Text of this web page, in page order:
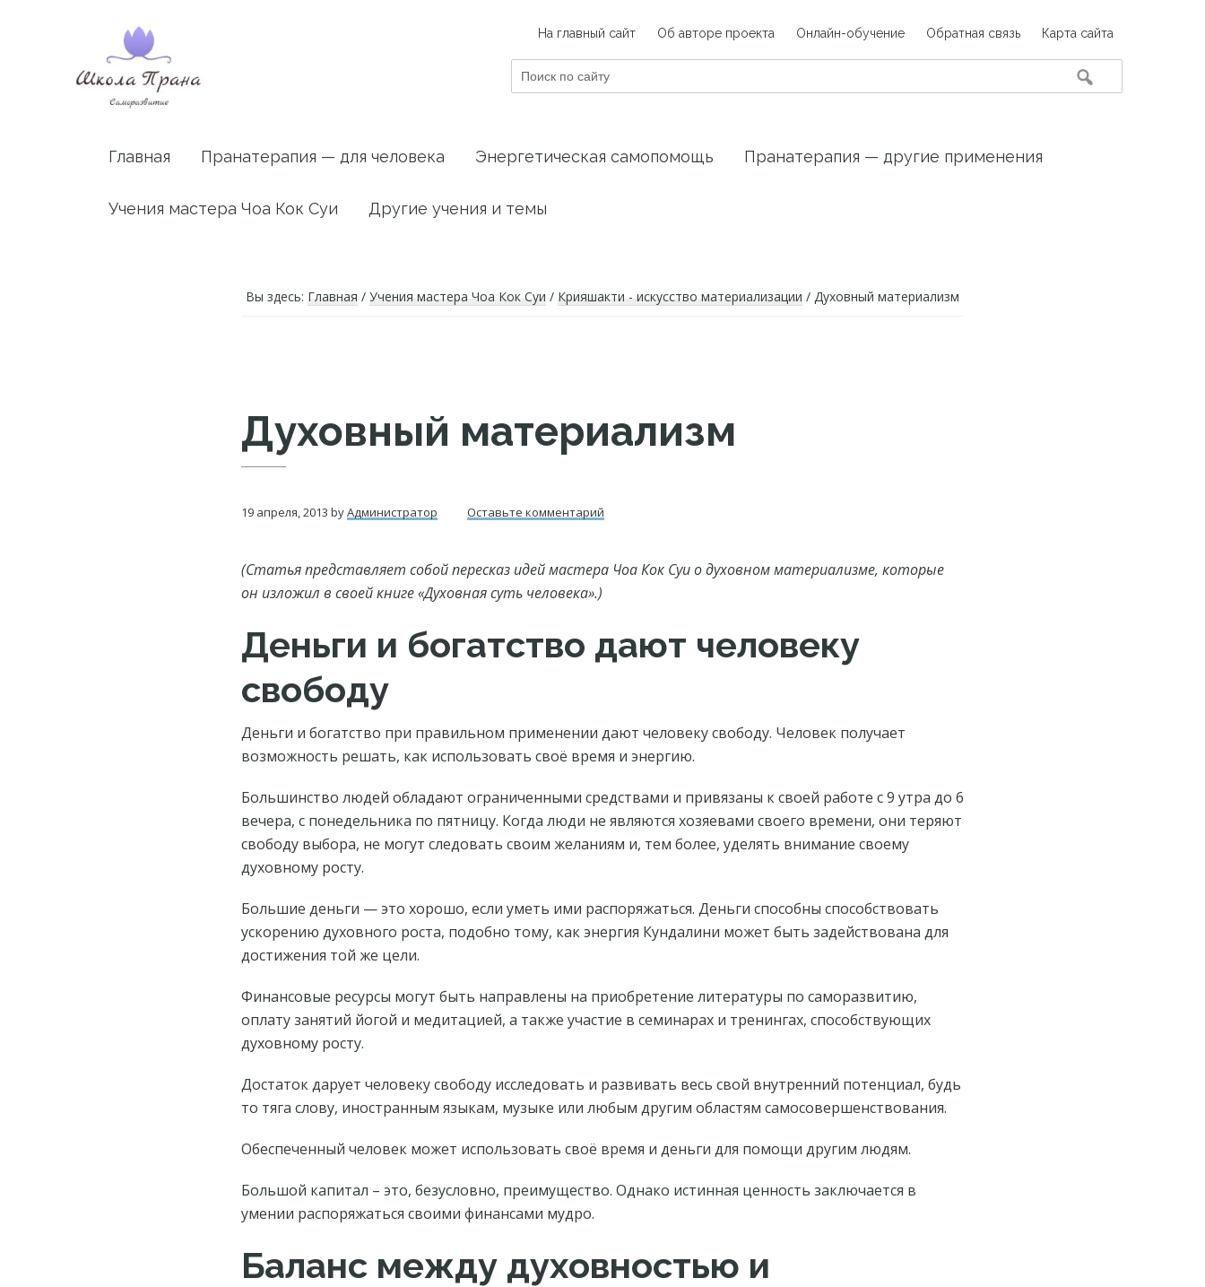
сайта
PranaRussia.in
пранолечению
На главный сайт Об авторе проекта Онлайн-обучение Обратная связь Карта сайта
Поиск
по
Главная Пранатерапия — для человека Энергетическая самопомощь Пранатерапия — другие применения
Учения мастера Чоа Кок Суи Другие учения и темы
Вы здесь: Главная / Учения мастера Чоа Кок Суи / Крияшакти - искусство материализации / Духовный материализм
Духовный материализм
19 апреля, 2013 byАдминистратор Оставьте комментарий
(Статья представляет собой пересказ идей мастера Чоа Кок Суи о духовном материализме, которые
он изложил в своей книге «Духовная суть человека».)
Деньги и богатство дают человеку
свободу
Деньги и богатство при правильном применении дают человеку свободу. Человек получает
возможность решать, как использовать своё время и энергию.
Большинство людей обладают ограниченными средствами и привязаны к своей работе с 9 утра до 6
вечера, с понедельника по пятницу. Когда люди не являются хозяевами своего времени, они теряют
свободу выбора, не могут следовать своим желаниям и, тем более, уделять внимание своему
духовному росту.
Большие деньги — это хорошо, если уметь ими распоряжаться. Деньги способны способствовать
ускорению духовного роста, подобно тому, как энергия Кундалини может быть задействована для
достижения той же цели.
Финансовые ресурсы могут быть направлены на приобретение литературы по саморазвитию,
оплату занятий йогой и медитацией, а также участие в семинарах и тренингах, способствующих
духовному росту.
Достаток дарует человеку свободу исследовать и развивать весь свой внутренний потенциал, будь
то тяга слову, иностранным языкам, музыке или любым другим областям самосовершенствования.
Обеспеченный человек может использовать своё время и деньги для помощи другим людям.
Большой капитал – это, безусловно, преимущество. Однако истинная ценность заключается в
умении распоряжаться своими финансами мудро.
Баланс между духовностью и